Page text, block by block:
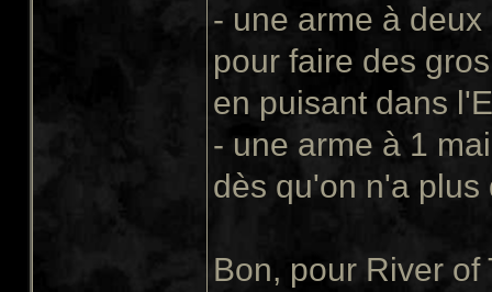
- une arme à
pour faire des
en puisant dans
- une arme à 1
dès qu'on n'a plus
Bon, pour River